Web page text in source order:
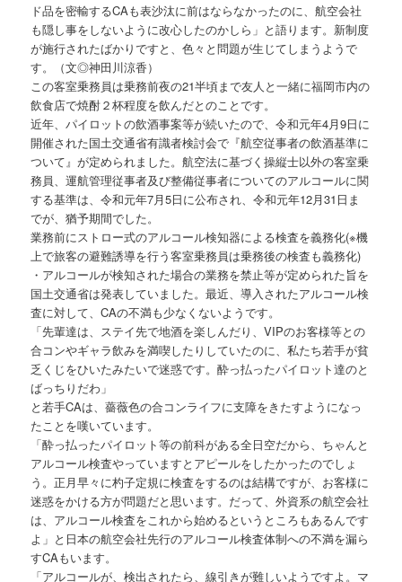
ド品を密輸するCAも表沙汰に前はならなかったのに、航空会社
も隠し事をしないように改心したのかしら」と語ります。新制度
が施行されたばかりですと、色々と問題が生じてしまうようで
す。（文◎神田川涼香）
この客室乗務員は乗務前夜の21半頃まで友人と一緒に福岡市内の
飲食店で焼酎２杯程度を飲んだとのことです。
近年、パイロットの飲酒事案等が続いたので、令和元年4月9日に
開催された国土交通省有識者検討会で『航空従事者の飲酒基準に
ついて』が定められました。航空法に基づく操縦士以外の客室乗
務員、運航管理従事者及び整備従事者についてのアルコールに関
する基準は、令和元年7月5日に公布され、令和元年12月31日ま
でが、猶予期間でした。
業務前にストロー式のアルコール検知器による検査を義務化(※機
上で旅客の避難誘導を行う客室乗務員は乗務後の検査も義務化)
・アルコールが検知された場合の業務を禁止等が定められた旨を
国土交通省は発表していました。最近、導入されたアルコール検
査に対して、CAの不満も少なくないようです。
「先輩達は、ステイ先で地酒を楽しんだり、VIPのお客様等との
合コンやギャラ飲みを満喫したりしていたのに、私たち若手が貧
乏くじをひいたみたいで迷惑です。酔っ払ったパイロット達のと
ばっちりだわ」
と若手CAは、薔薇色の合コンライフに支障をきたすようになっ
たことを嘆いています。
「酔っ払ったパイロット等の前科がある全日空だから、ちゃんと
アルコール検査やっていますとアピールをしたかったのでしょ
う。正月早々に杓子定規に検査をするのは結構ですが、お客様に
迷惑をかける方が問題だと思います。だって、外資系の航空会社
は、アルコール検査をこれから始めるというところもあるんです
よ」と日本の航空会社先行のアルコール検査体制への不満を漏ら
すCAもいます。
「アルコールが、検出されたら、線引きが難しいようですよ。マ